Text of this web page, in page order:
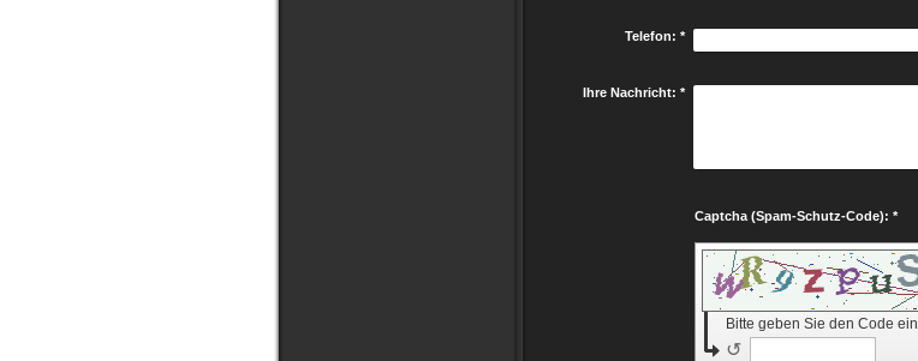
Telefon: *
Ihre Nachricht: *
Captcha (Spam-Schutz-Code): *
Bitte geben Sie den Code ein
↺